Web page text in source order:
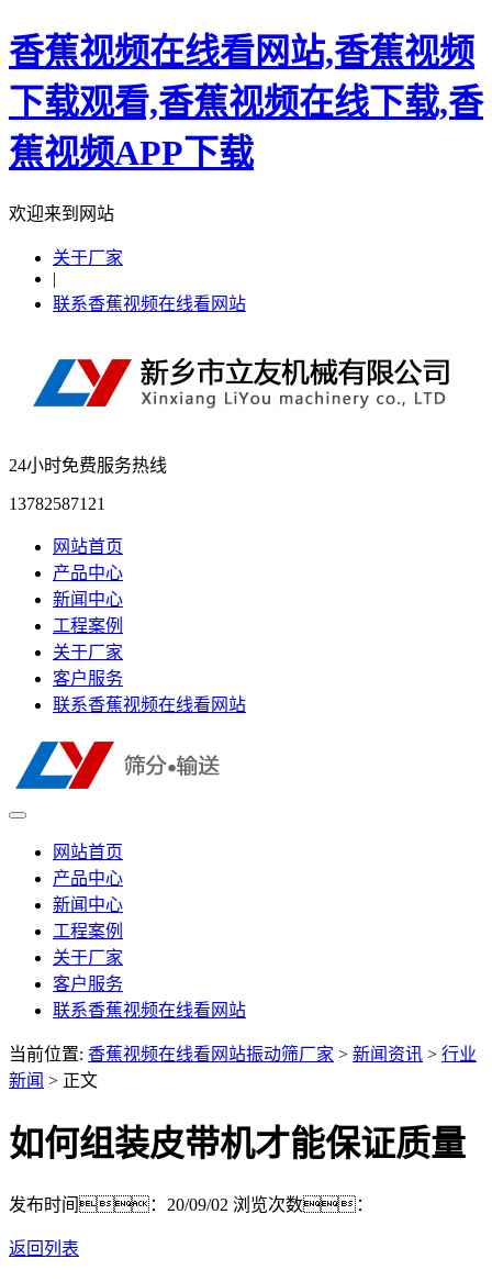
香蕉视频在线看网站,香蕉视频
下载观看,香蕉视频在线下载,香
蕉视频APP下载
欢迎来到网站
关于厂家
|
联系香蕉视频在线看网站
24小时免费服务热线
13782587121
网站首页
产品中心
新闻中心
工程案例
关于厂家
客户服务
联系香蕉视频在线看网站
网站首页
产品中心
新闻中心
工程案例
关于厂家
客户服务
联系香蕉视频在线看网站
当前位置: 香蕉视频在线看网站振动筛厂家 > 新闻资讯 > 行业
新闻 > 正文
如何组装皮带机才能保证质量
发布时间：20/09/02 浏览次数：
返回列表